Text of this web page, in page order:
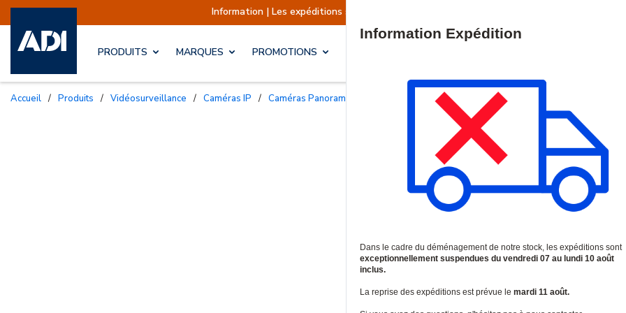
Information | Les expéditions sont actuellement suspendues Reprise
PRODUITS MARQUES PROMOTIONS
Accueil / Produits / Vidéosurveillance / Caméras IP / Caméras Panoramiques